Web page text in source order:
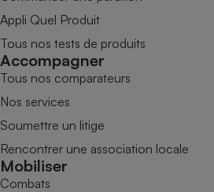
Appli Quel Produit
Tous nos tests de produits
Accompagner
Tous nos comparateurs
Nos services
Soumettre un litige
Rencontrer une association locale
Mobiliser
Combats